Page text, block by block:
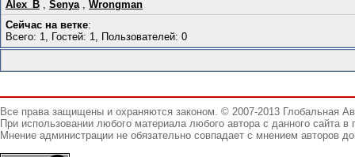
Alex_B , Senya, Wrongman
Сейчас на ветке:
Всего: 1, Гостей: 1, Пользователей: 0
Все права защищены и охраняются законом. © 2007-2013 Глобальная
При использовании любого материала любого автора с данного сайта
Мнение администрации не обязательно совпадает с мнением авторов